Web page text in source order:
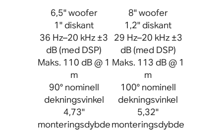
6,5" woofer
1" diskant
36 Hz–20 kHz ±3
dB (med DSP)
Maks. 110 dB @ 1
m
90° nominell
dekningsvinkel
4,73"
monteringsdybde
8" woofer
1,2" diskant
29 Hz–20 kHz ±3
dB (med DSP)
Maks. 113 dB @ 1
m
100° nominell
dekningsvinkel
5,32"
monteringsdybde